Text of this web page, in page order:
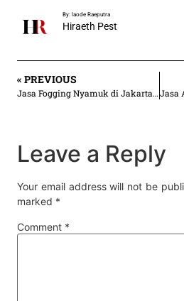
By: laode Raeputra
Hiraeth Pest
« PREVIOUS
Jasa Fogging Nyamuk di Jakarta Selatan | Mulai 2.500/an m²
Leave a Reply
Your email address will not be
marked *
Comment *